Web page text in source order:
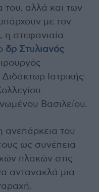
του, αλλά και των
με τον
η στεφανιαία
δρ Στυλιανός
Ιατρικής
Βασιλείου.
ανεπάρκεια του
ως συνέπεια
πλακών στις
αντανακλά μια